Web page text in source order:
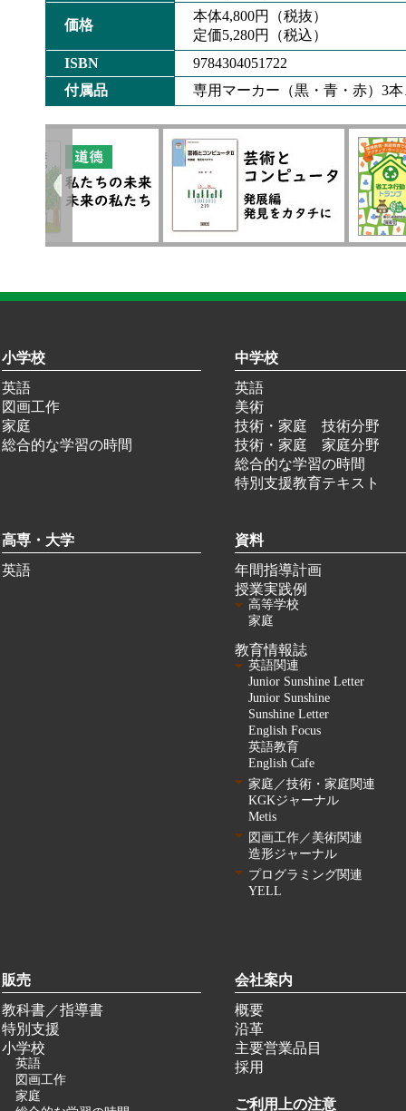
価格
本体4,800円（税抜）
定価5,280円（税込）
ISBN
9784304051722
付属品
専用マーカー（黒・青・赤）3
小学校
英語
図画工作
家庭
総合的な学習の時間
中学校
英語
美術
技術・家庭 技術分野
技術・家庭 家庭分野
総合的な学習の時間
特別支援教育テキスト
高専・大学
英語
資料
年間指導計画
授業実践例
高等学校
家庭
教育情報誌
英語関連
Junior Sunshine Letter
Junior Sunshine
Sunshine Letter
English Focus
英語教育
English Cafe
家庭／技術・家庭関連
KGKジャーナル
Metis
図画工作／美術関連
造形ジャーナル
プログラミング関連
YELL
販売
教科書／指導書
特別支援
小学校
英語
図画工作
家庭
会社案内
概要
沿革
主要営業品目
採用
ご利用上の注意